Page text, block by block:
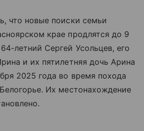
что новые поиски семьи
крае продлятся до 9
летний Сергей Усольцев, его
и их пятилетняя дочь Арина
2025 года во время похода
Их местонахождение